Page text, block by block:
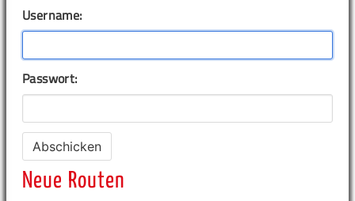
Username:
Passwort:
Neue Routen